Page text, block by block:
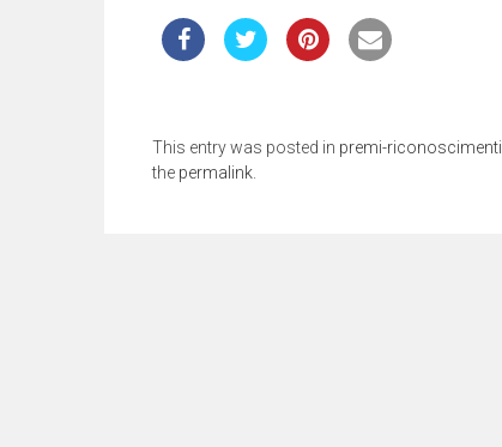
This entry was posted in premi-riconoscimenti
the permalink